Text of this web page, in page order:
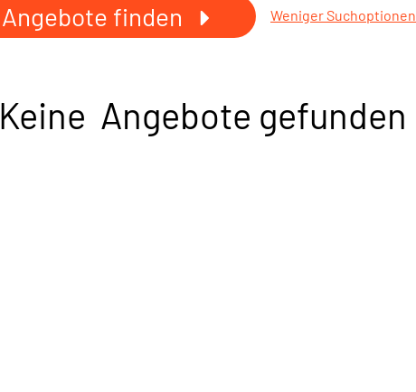
Angebote finden Weniger Suchoptionen
Keine Angebote gefunden